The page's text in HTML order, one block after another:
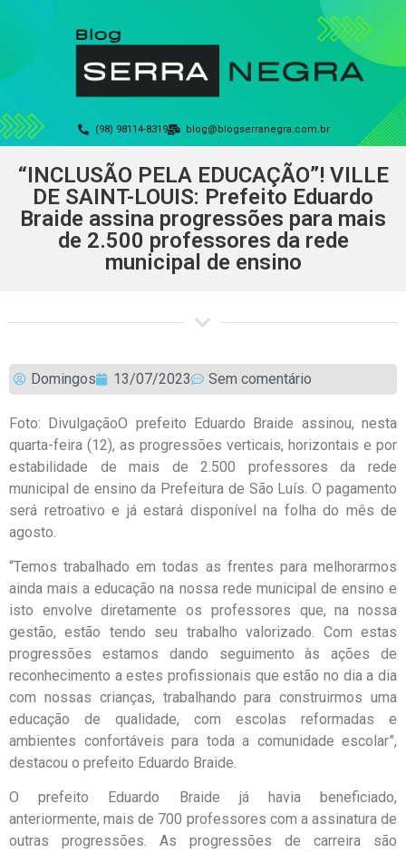
(98) 98114-8319 blog@blogserranegra.com.br
“INCLUSÃO PELA EDUCAÇÃO”! VILLE
DE SAINT-LOUIS: Prefeito Eduardo
Braide assina progressões para mais
de 2.500 professores da rede
municipal de ensino
Domingos 13/07/2023 Sem comentário
Foto: DivulgaçãoO prefeito Eduardo Braide assinou, nesta
quarta-feira (12), as progressões verticais, horizontais e por
estabilidade de mais de 2.500 professores da rede
municipal de ensino da Prefeitura de São Luís. O pagamento
será retroativo e já estará disponível na folha do mês de
agosto.
“Temos trabalhado em todas as frentes para melhorarmos
ainda mais a educação na nossa rede municipal de ensino e
isto envolve diretamente os professores que, na nossa
gestão, estão tendo seu trabalho valorizado. Com estas
progressões estamos dando seguimento às ações de
reconhecimento a estes profissionais que estão no dia a dia
com nossas crianças, trabalhando para construirmos uma
educação de qualidade, com escolas reformadas e
ambientes confortáveis para toda a comunidade escolar”,
destacou o prefeito Eduardo Braide.
O prefeito Eduardo Braide já havia beneficiado,
anteriormente, mais de 700 professores com a assinatura de
outras progressões. As progressões de carreira são